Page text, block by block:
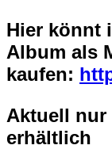
Hier könnt
Album als
kaufen:
Aktuell nur
erhältlich